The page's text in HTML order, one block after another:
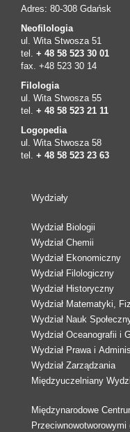
Adres: 80-308 Gdańsk
Neofilologia
ul. Wita Stwosza 51
tel. + 48 58 523 30 01
fax. +48 523 30 14
Filologia
ul. Wita Stwosza 55
tel. + 48 58 523 21 11
Logopedia
ul. Wita Stwosza 58
tel. + 48 58 523 23 63
Wydziały
Wydział Biologii
Wydział Chemii
Wydział Ekonomiczny
Wydział Filologiczny
Wydział Historyczny
Wydział Matematyki,
Wydział Nauk
Wydział Oceanografii i
Wydział Prawa i
Wydział Zarządzania
Międzyuczelniany
Międzynarodowe
Przeciwnowotworowymi